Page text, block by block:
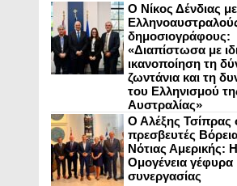
Ο Νίκος Δένδιας με
δημοσιογράφους:
«Διαπίστωσα με
ικανοποίηση τη
ζωντάνια και τη
του Ελληνισμού
Αυστραλίας»
Ο Αλέξης Τσίπρας
πρεσβευτές
Νότιας Αμερικής:
Ομογένεια γέφυρα
συνεργασίας